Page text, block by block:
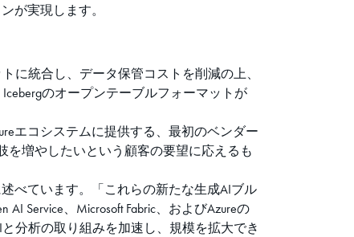
が実現します。
に統合し、データ保管コストを削減の上、
のオープンテーブルフォーマットが
エコシステムに提供する、最初のベンダー
を増やしたいという顧客の要望に応えるも
べています。「これらの新たな生成AIブル
Service、Microsoft Fabric、およびAzureの
分析の取り組みを加速し、規模を拡大でき